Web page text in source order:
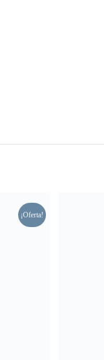
¡Oferta!